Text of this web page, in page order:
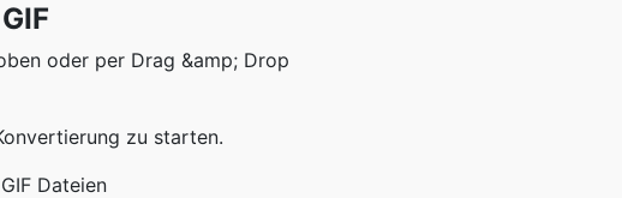
oder per Drag &amp; Drop
zu starten.
Dateien